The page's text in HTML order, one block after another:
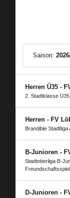
Saison:
Herren Ü35 -
2. Stadtklasse Ü35
Herren - FV
Brandible Stadtliga
B-Junioren -
Stadtoberliga B-
D-Junioren -